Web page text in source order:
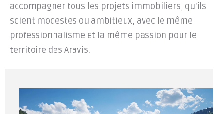
accompagner tous les projets immobiliers, qu'ils
soient modestes ou ambitieux, avec le même
professionnalisme et la même passion pour le
territoire des Aravis.